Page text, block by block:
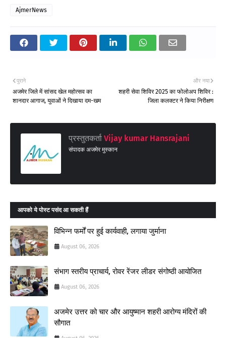
AjmerNews
और नया
शहरी सेवा शिविर 2025 का फोलोअप शिविर :
जिला कलक्टर ने किया निरीक्षण
पुराने
अजमेर जिले में सांसद खेल महोत्सव का
शानदार आगाज, युवाओं ने दिखाया दम-खम
प्रस्तुतकर्ता Vijay kumar Hansrajani
संपादक अजमेर मुस्कान
आपको ये पोस्ट पसंद आ सकती हैं
विभिन्न फर्मों पर हुई कार्यवाही, लगाया जुर्माना
August 06, 2026
संभाग स्तरीय प्राचार्य, रोवर रेंजर लीडर संगोष्ठी आयोजित
August 06, 2026
अजमेर उत्तर को चार और आयुष्मान शहरी आरोग्य मंदिरों की
सौगात